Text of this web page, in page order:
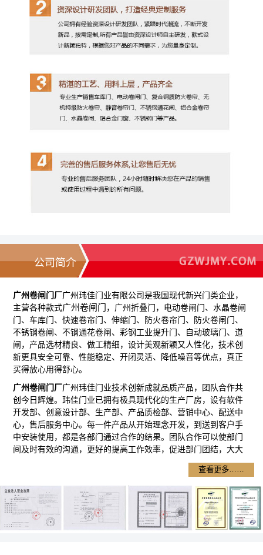
公司简介
广州卷闸门厂 广州玮佳门业有限公司是我国现代新兴门类企业，
主营各种款式广州卷闸门 ， 广州折叠门，电动卷闸门 、水晶卷闸
门 、车库门、快速卷帘门、伸缩门、防火卷帘门、防火卷闸门、
不锈钢卷闸、不钢通花卷闸、彩钢工业提升门、自动玻璃门、道
闸，产品选材精良、做工精细，设计美观新颖又人性化，技术创
新更具安全可靠、性能稳定、开闭灵活、降低噪音等优点，真正
买得放心用得舒心。
广州卷闸门厂 广州玮佳门业技术创新成就品质产品，团队合作共
创今日辉煌。玮佳门业已拥有极具现代化的生产厂房，设有软件
开发部、创意设计部、生产部、产品质检部、营销中心、配送中
心，售后服务中心。每一件产品从开始理念开发，到送到客户手
中安装使用，都是各部门通过合作的结果。团队合作可以使部门
间及时有效的沟通，更好的提高工作效率，促进部门团结，大大
提高产品的质量，降低了产品成本，使产品在卷闸门市场更具竞
广州卷闸门销售网络：我们 卷闸门 销售网络遍布广州各区，
黄埔
区卷闸门， 天河区卷闸门， 白云区卷闸门 ，荔湾区卷闸门厂
，越
秀区电动卷闸门，海珠区电动卷闸门厂，萝岗区水晶卷闸门，番
禺区水晶卷闸门厂，南沙区车库门，花都区卷闸门，增城市卷闸
查看更多……